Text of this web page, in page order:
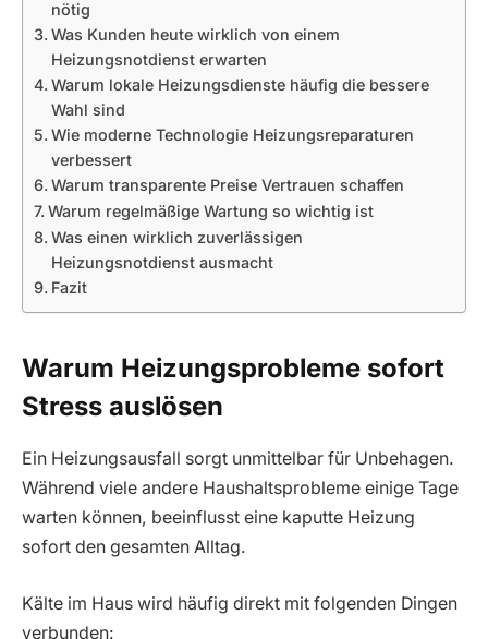
nötig
Was Kunden heute wirklich von einem
Heizungsnotdienst erwarten
Warum lokale Heizungsdienste häufig die bessere
Wahl sind
Wie moderne Technologie Heizungsreparaturen
verbessert
Warum transparente Preise Vertrauen schaffen
Warum regelmäßige Wartung so wichtig ist
Was einen wirklich zuverlässigen
Heizungsnotdienst ausmacht
Fazit
Warum Heizungsprobleme sofort
Stress auslösen
Ein Heizungsausfall sorgt unmittelbar für Unbehagen.
Während viele andere Haushaltsprobleme einige Tage
warten können, beeinflusst eine kaputte Heizung
sofort den gesamten Alltag.
Kälte im Haus wird häufig direkt mit folgenden Dingen
verbunden: